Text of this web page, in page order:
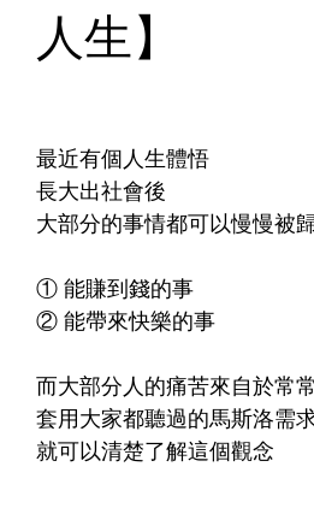
人生】
最近有個人生體悟
長大出社會後
大部分的事情都可以慢慢被
① 能賺到錢的事
② 能帶來快樂的事
而大部分人的痛苦來自於常
套用大家都聽過的馬斯洛需
就可以清楚了解這個觀念